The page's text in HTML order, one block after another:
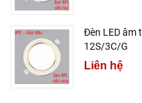
Đèn LED âm
12S/3C/G
Liên hệ